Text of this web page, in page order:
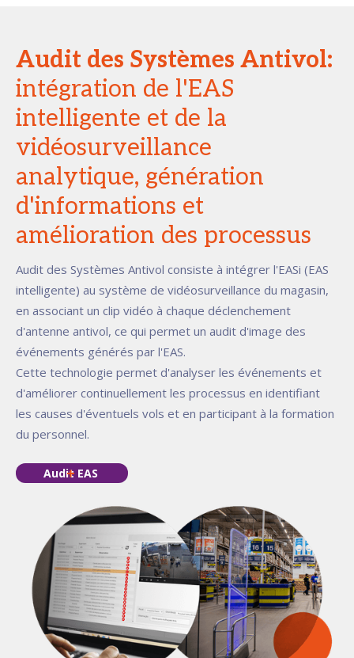
Audit des Systèmes Antivol:
intégration de l'EAS
intelligente et de la
vidéosurveillance
analytique, génération
d'informations et
amélioration des processus
Audit des Systèmes Antivol consiste à intégrer l'EASi (EAS
intelligente) au système de vidéosurveillance du magasin,
en associant un clip vidéo à chaque déclenchement
d'antenne antivol, ce qui permet un audit d'image des
événements générés par l'EAS.
Cette technologie permet d'analyser les événements et
d'améliorer continuellement les processus en identifiant
les causes d'éventuels vols et en participant à la formation
du personnel.
Audit EAS